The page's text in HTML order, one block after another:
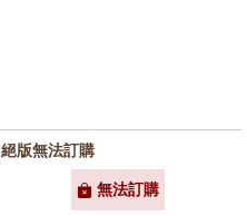
絕版無法訂購
無法訂購